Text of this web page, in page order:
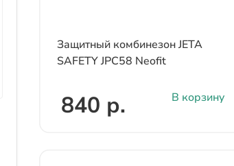
Защитный комбинезон JETA
SAFETY JPC58 Neofit
840 р. В корзину